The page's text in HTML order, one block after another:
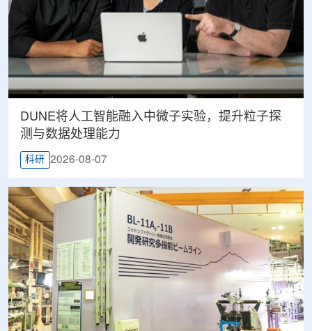
DUNE将人工智能融入中微子实验，提升粒子探
测与数据处理能力
科研 2026-08-07